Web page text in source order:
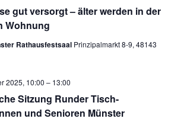
gut versorgt – älter werden in der
Wohnung
Rathausfestsaal Prinzipalmarkt 8-9, 48143
Sitzung Runder Tisch-
und Senioren Münster
2025, 10:00 – 13:00